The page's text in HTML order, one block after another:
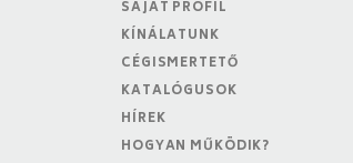
SAJÁT PROFIL
KÍNÁLATUNK
CÉGISMERTETŐ
KATALÓGUSOK
HÍREK
HOGYAN MŰKÖDIK?